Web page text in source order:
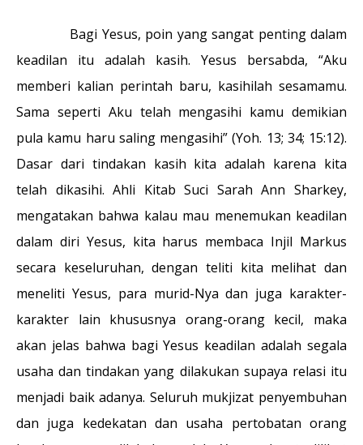
Bagi Yesus, poin yang sangat penting dalam
keadilan itu adalah kasih. Yesus bersabda, “Aku
memberi kalian perintah baru, kasihilah sesamamu.
Sama seperti Aku telah mengasihi kamu demikian
pula kamu haru saling mengasihi” (Yoh. 13; 34; 15:12).
Dasar dari tindakan kasih kita adalah karena kita
telah dikasihi. Ahli Kitab Suci Sarah Ann Sharkey,
mengatakan bahwa kalau mau menemukan keadilan
dalam diri Yesus, kita harus membaca Injil Markus
secara keseluruhan, dengan teliti kita melihat dan
meneliti Yesus, para murid-Nya dan juga karakter-
karakter lain khususnya orang-orang kecil, maka
akan jelas bahwa bagi Yesus keadilan adalah segala
usaha dan tindakan yang dilakukan supaya relasi itu
menjadi baik adanya. Seluruh mukjizat penyembuhan
dan juga kedekatan dan usaha pertobatan orang